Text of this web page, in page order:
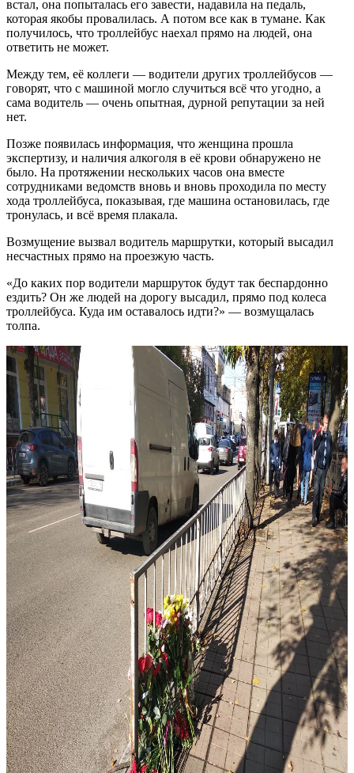
встал, она попыталась его завести, надавила на педаль,
которая якобы провалилась. А потом все как в тумане. Как
получилось, что троллейбус наехал прямо на людей, она
ответить не может.
Между тем, её коллеги — водители других троллейбусов —
говорят, что с машиной могло случиться всё что угодно, а
сама водитель — очень опытная, дурной репутации за ней
нет.
Позже появилась информация, что женщина прошла
экспертизу, и наличия алкоголя в её крови обнаружено не
было. На протяжении нескольких часов она вместе
сотрудниками ведомств вновь и вновь проходила по месту
хода троллейбуса, показывая, где машина остановилась, где
тронулась, и всё время плакала.
Возмущение вызвал водитель маршрутки, который высадил
несчастных прямо на проезжую часть.
«До каких пор водители маршруток будут так беспардонно
ездить? Он же людей на дорогу высадил, прямо под колеса
троллейбуса. Куда им оставалось идти?» — возмущалась
толпа.